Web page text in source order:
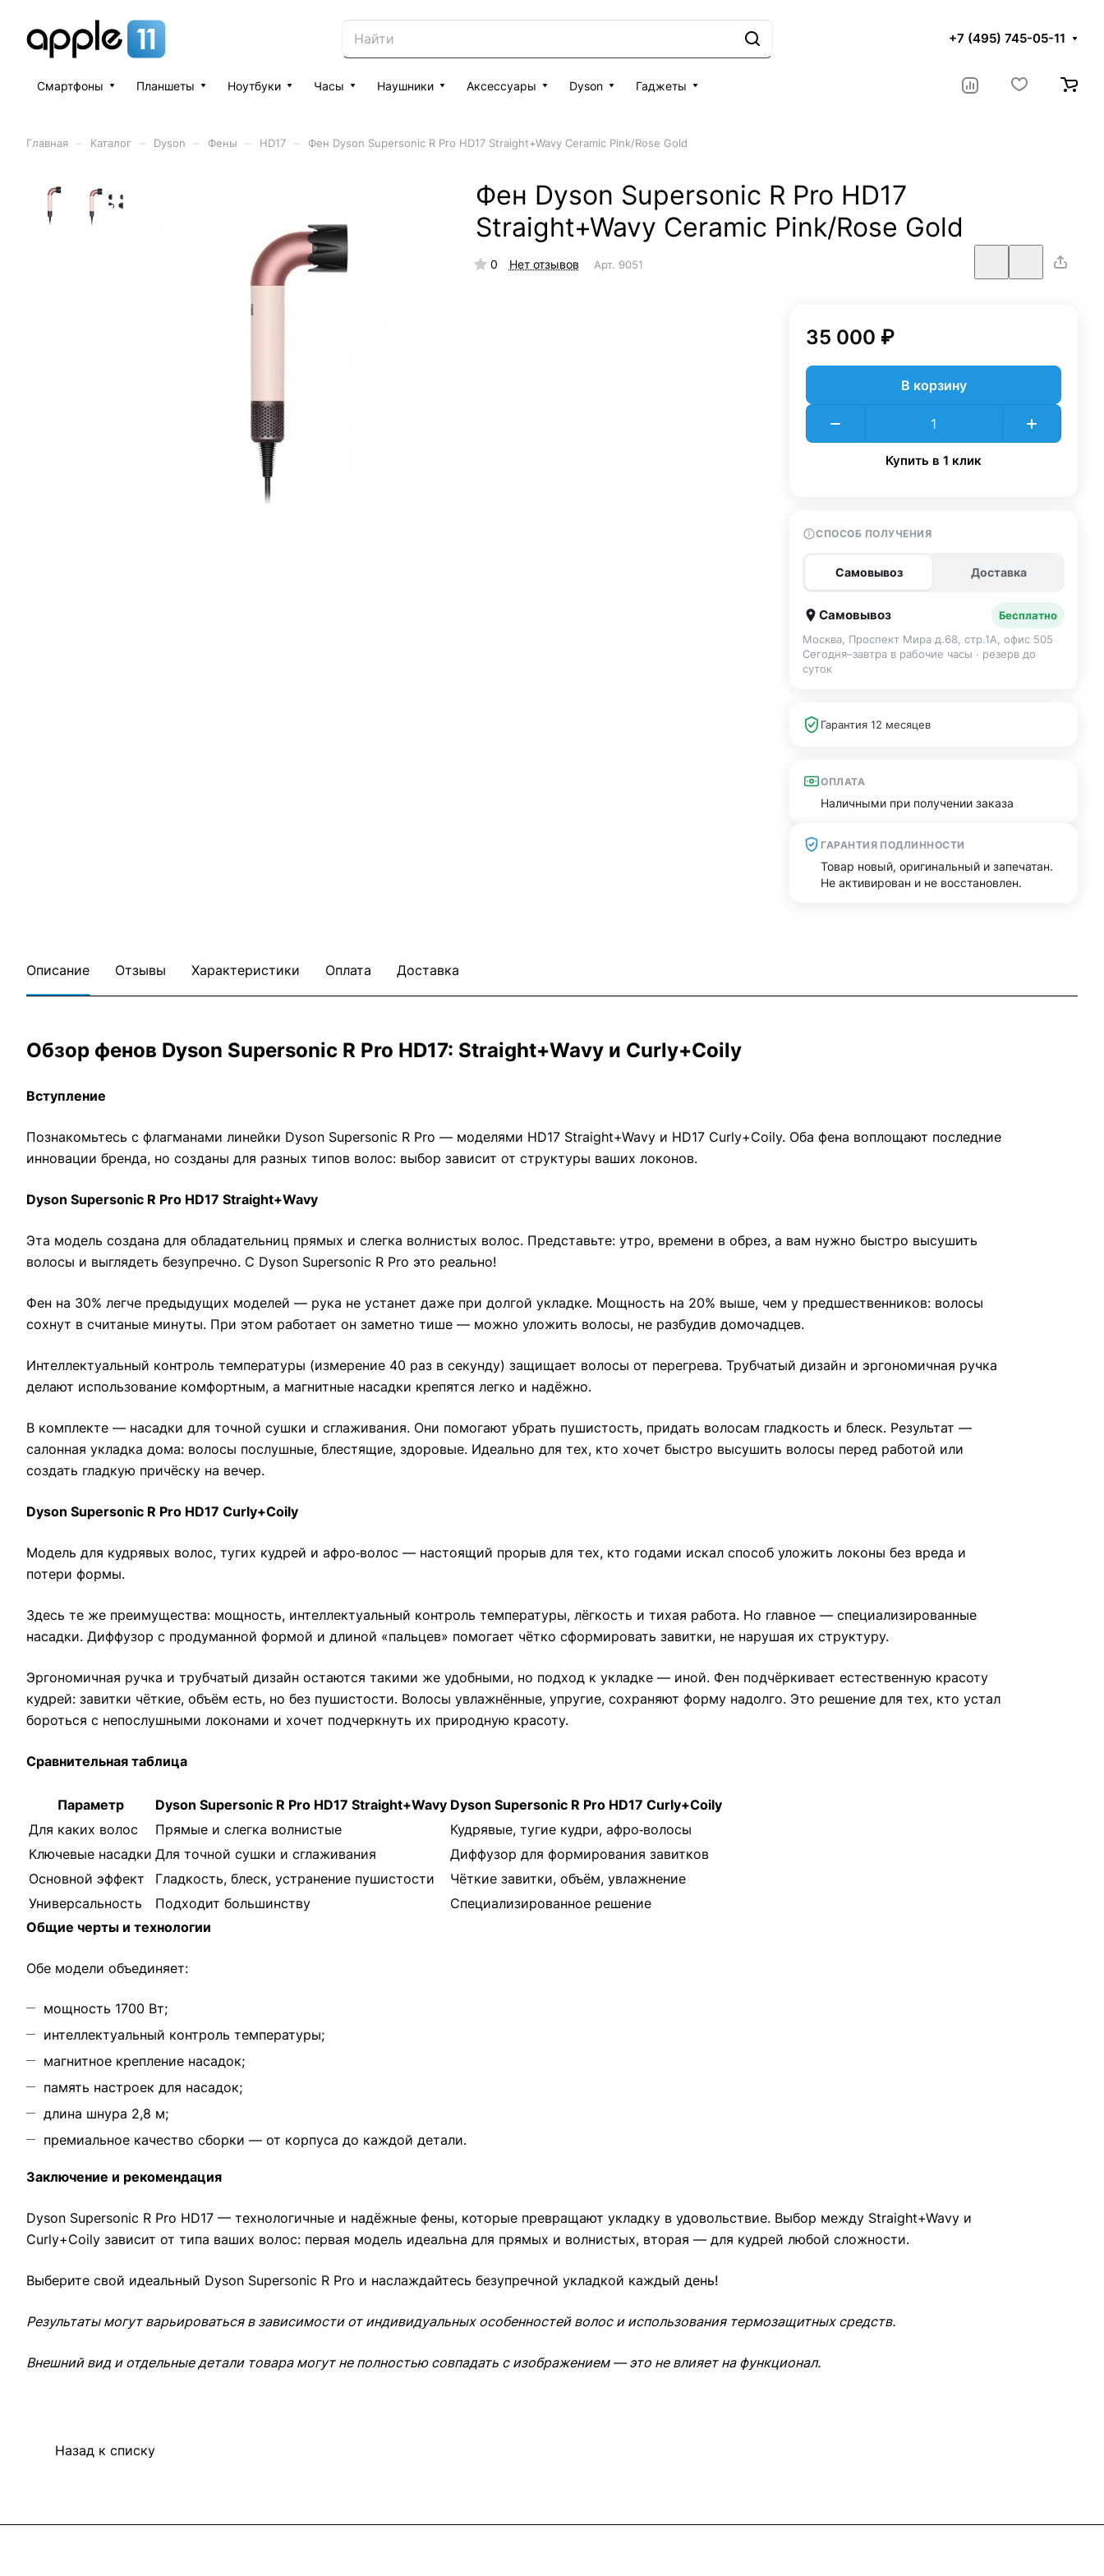
+7 (495) 745-05-11
Смартфоны Планшеты Ноутбуки Часы Наушники Аксессуары Dyson Гаджеты
Главная Каталог Dyson Фены HD17 Фен Dyson Supersonic R Pro HD17 Straight+Wavy Ceramic Pink/Rose Gold
Фен Dyson Supersonic R Pro HD17
Straight+Wavy Ceramic Pink/Rose Gold
0 Нет отзывов Арт. 9051
35 000 ₽
В корзину
Купить в 1 клик
СПОСОБ ПОЛУЧЕНИЯ
Самовывоз Доставка
Самовывоз
Бесплатно
Москва, Проспект Мира д.68, стр.1А, офис 505
Сегодня–завтра в рабочие часы · резерв до
суток
Гарантия 12 месяцев
ОПЛАТА
Наличными при получении заказа
ГАРАНТИЯ ПОДЛИННОСТИ
Товар новый, оригинальный и запечатан.
Не активирован и не восстановлен.
Описание Отзывы Характеристики Оплата Доставка
Обзор фенов Dyson Supersonic R Pro HD17: Straight+Wavy и Curly+Coily
Вступление
Познакомьтесь с флагманами линейки Dyson Supersonic R Pro — моделями HD17 Straight+Wavy и HD17 Curly+Coily. Оба фена воплощают последние
инновации бренда, но созданы для разных типов волос: выбор зависит от структуры ваших локонов.
Dyson Supersonic R Pro HD17 Straight+Wavy
Эта модель создана для обладательниц прямых и слегка волнистых волос. Представьте: утро, времени в обрез, а вам нужно быстро высушить
волосы и выглядеть безупречно. С Dyson Supersonic R Pro это реально!
Фен на 30% легче предыдущих моделей — рука не устанет даже при долгой укладке. Мощность на 20% выше, чем у предшественников: волосы
сохнут в считаные минуты. При этом работает он заметно тише — можно уложить волосы, не разбудив домочадцев.
Интеллектуальный контроль температуры (измерение 40 раз в секунду) защищает волосы от перегрева. Трубчатый дизайн и эргономичная ручка
делают использование комфортным, а магнитные насадки крепятся легко и надёжно.
В комплекте — насадки для точной сушки и сглаживания. Они помогают убрать пушистость, придать волосам гладкость и блеск. Результат —
салонная укладка дома: волосы послушные, блестящие, здоровые. Идеально для тех, кто хочет быстро высушить волосы перед работой или
создать гладкую причёску на вечер.
Dyson Supersonic R Pro HD17 Curly+Coily
Модель для кудрявых волос, тугих кудрей и афро‑волос — настоящий прорыв для тех, кто годами искал способ уложить локоны без вреда и
потери формы.
Здесь те же преимущества: мощность, интеллектуальный контроль температуры, лёгкость и тихая работа. Но главное — специализированные
насадки. Диффузор с продуманной формой и длиной «пальцев» помогает чётко сформировать завитки, не нарушая их структуру.
Эргономичная ручка и трубчатый дизайн остаются такими же удобными, но подход к укладке — иной. Фен подчёркивает естественную красоту
кудрей: завитки чёткие, объём есть, но без пушистости. Волосы увлажнённые, упругие, сохраняют форму надолго. Это решение для тех, кто устал
бороться с непослушными локонами и хочет подчеркнуть их природную красоту.
Сравнительная таблица
Параметр Dyson Supersonic R Pro HD17 Straight+Wavy Dyson Supersonic R Pro HD17 Curly+Coily
Для каких волос
Прямые и слегка волнистые
Кудрявые, тугие кудри, афро‑волосы
Ключевые насадки Для точной сушки и сглаживания
Диффузор для формирования завитков
Основной эффект
Гладкость, блеск, устранение пушистости
Чёткие завитки, объём, увлажнение
Универсальность
Подходит большинству
Специализированное решение
Общие черты и технологии
Обе модели объединяет:
мощность 1700 Вт;
интеллектуальный контроль температуры;
магнитное крепление насадок;
память настроек для насадок;
длина шнура 2,8 м;
премиальное качество сборки — от корпуса до каждой детали.
Заключение и рекомендация
Dyson Supersonic R Pro HD17 — технологичные и надёжные фены, которые превращают укладку в удовольствие. Выбор между Straight+Wavy и
Curly+Coily зависит от типа ваших волос: первая модель идеальна для прямых и волнистых, вторая — для кудрей любой сложности.
Выберите свой идеальный Dyson Supersonic R Pro и наслаждайтесь безупречной укладкой каждый день!
Результаты могут варьироваться в зависимости от индивидуальных особенностей волос и использования термозащитных средств.
Внешний вид и отдельные детали товара могут не полностью совпадать с изображением — это не влияет на функционал.
Назад к списку